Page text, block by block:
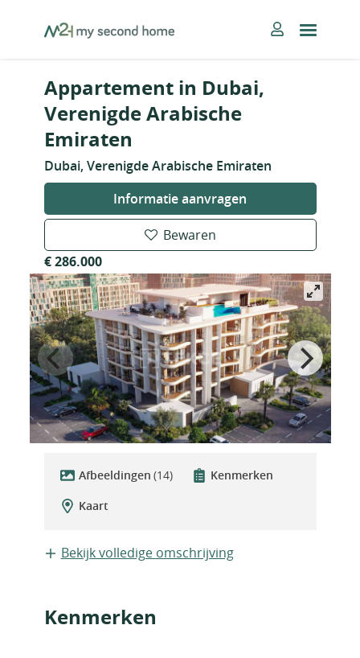
MySecondHome
Appartement in Dubai,
Verenigde Arabische
Emiraten
Dubai, Verenigde Arabische Emiraten
Informatie aanvragen
Bewaren
€ 286.000
Afbeeldingen (14)
Kenmerken
Kaart
Bekijk volledige omschrijving
Kenmerken